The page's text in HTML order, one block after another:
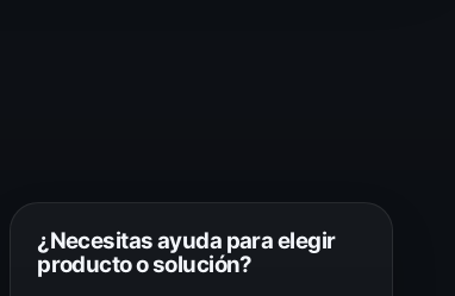
¿Necesitas ayuda para elegir
producto o solución?